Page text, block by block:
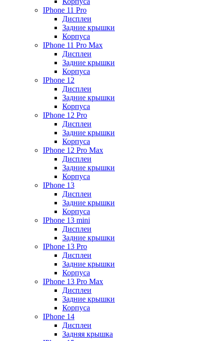
IPhone 11 Pro
Дисплеи
Задние крышки
Корпуса
IPhone 11 Pro Max
Дисплеи
Задние крышки
Корпуса
IPhone 12
Дисплеи
Задние крышки
Корпуса
IPhone 12 Pro
Дисплеи
Задние крышки
Корпуса
IPhone 12 Pro Max
Дисплеи
Задние крышки
Корпуса
IPhone 13
Дисплеи
Задние крышки
Корпуса
IPhone 13 mini
Дисплеи
Задние крышки
IPhone 13 Pro
Дисплеи
Задние крышки
Корпуса
IPhone 13 Pro Max
Дисплеи
Задние крышки
Корпуса
IPhone 14
Дисплеи
Задняя крышка